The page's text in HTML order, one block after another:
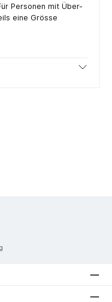
Personen mit Über-
eine Grösse